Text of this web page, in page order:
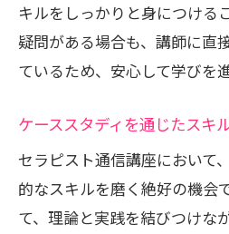
キルをしっかりと身につける
疑問がある場合も、講師に直
ているため、安心して学びを
ケーススタディを通じたスキ
セラピスト通信講座において
的なスキルを磨く絶好の機会
て、理論と実践を結びつけな